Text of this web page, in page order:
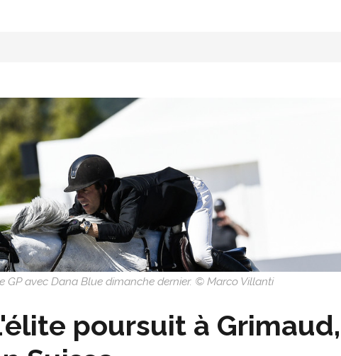
GP avec Dana Blue dimanche dernier. © Marco Villanti
poursuit à